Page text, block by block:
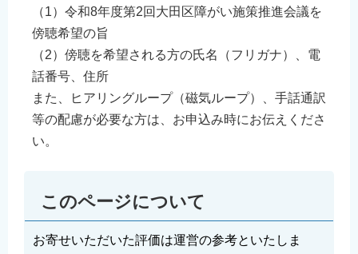
（1）令和8年度第2回大田区障がい施策推進会議を
傍聴希望の旨
（2）傍聴を希望される方の氏名（フリガナ）、電
話番号、住所
また、ヒアリングループ（磁気ループ）、手話通訳
等の配慮が必要な方は、お申込み時にお伝えくださ
い。
このページについて
お寄せいただいた評価は運営の参考といたしま